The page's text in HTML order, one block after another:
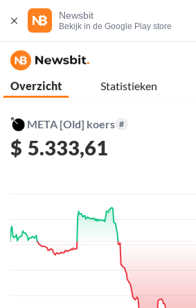
Newsbit
Bekijk in de Google Play store
Overzicht Statistieken
META [Old] koers #
$ 5.333,61